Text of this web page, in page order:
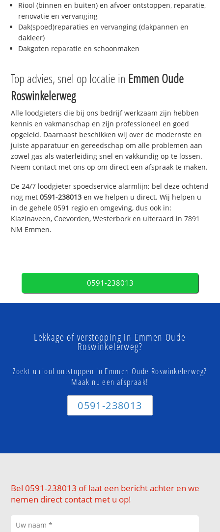
Riool (binnen en buiten) en afvoer ontstoppen, reparatie,
renovatie en vervanging
Dak(spoed)reparaties en vervanging (dakpannen en
dakleer)
Dakgoten reparatie en schoonmaken
Top advies, snel op locatie in Emmen Oude
Roswinkelerweg
Alle loodgieters die bij ons bedrijf werkzaam zijn hebben
kennis en vakmanschap en zijn professioneel en goed
opgeleid. Daarnaast beschikken wij over de modernste en
juiste apparatuur en gereedschap om alle problemen aan
zowel gas als waterleiding snel en vakkundig op te lossen.
Neem contact met ons op om direct een afspraak te maken.
De 24/7 loodgieter spoedservice alarmlijn; bel deze ochtend
nog met0591-238013 en we helpen u direct. Wij helpen u
in de gehele 0591 regio en omgeving, dus ook in:
Klazinaveen, Coevorden, Westerbork en uiteraard in 7891
NM Emmen.
0591-238013
Lekkage of verstopping in Emmen Oude
Roswinkelerweg?
Zoekt u riool ontstoppen in Emmen Oude Roswinkelerweg?
Maak nu een afspraak!
0591-238013
Bel 0591-238013 of laat een bericht achter en we
nemen direct contact met u op!